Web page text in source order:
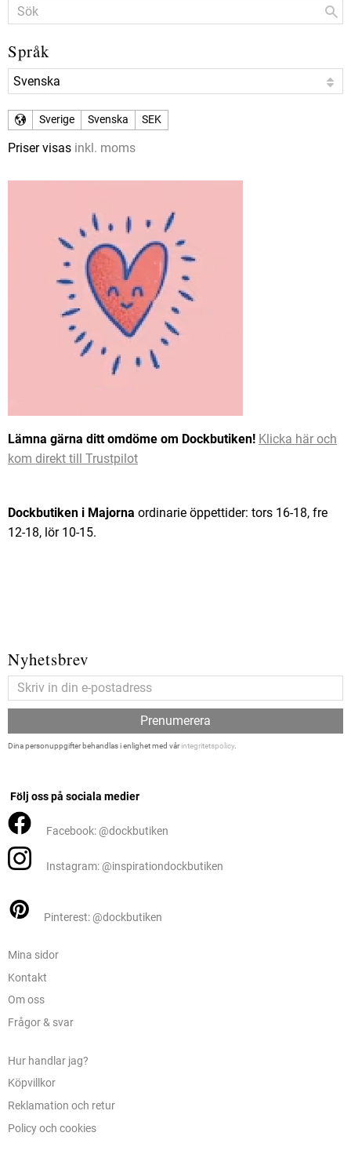
Språk
Sverige Svenska SEK
Priser visas inkl. moms
Lämna gärna ditt omdöme om Dockbutiken! Klicka här och
kom direkt till Trustpilot
Dockbutiken i Majorna ordinarie öppettider: tors 16-18, fre
12-18, lör 10-15.
Nyhetsbrev
Prenumerera
Dina personuppgifter behandlas i enlighet med vårintegritetspolicy.
Följ oss på sociala medier
Facebook: @dockbutiken
Instagram: @inspirationdockbutiken
Pinterest: @dockbutiken
Mina sidor
Kontakt
Om oss
Frågor & svar
Hur handlar jag?
Köpvillkor
Reklamation och retur
Policy och cookies